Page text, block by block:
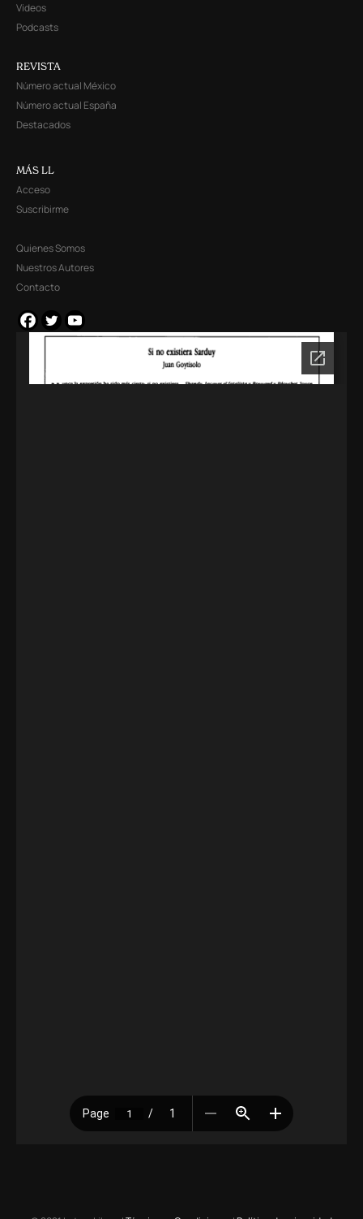
Videos
Podcasts
REVISTA
Número actual México
Número actual España
Destacados
MÁS LL
Acceso
Suscribirme
Quienes Somos
Nuestros Autores
Contacto